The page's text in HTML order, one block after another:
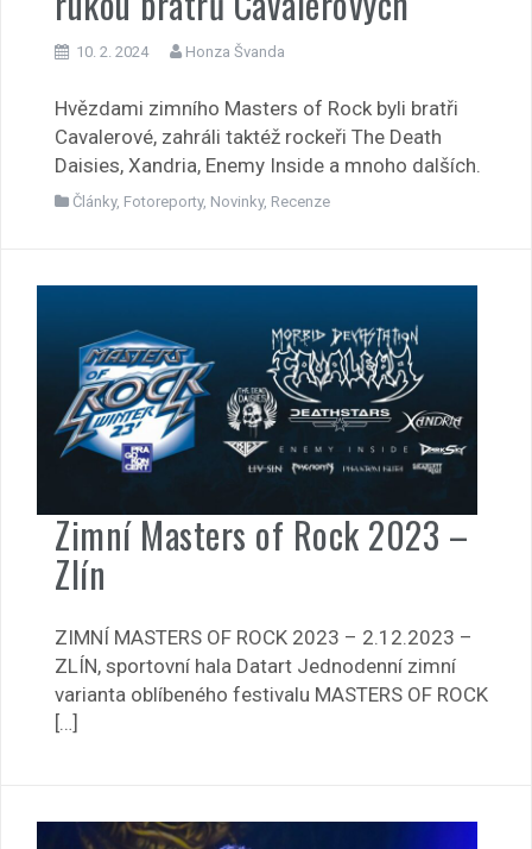
10. 2. 2024 Honza Švanda
Hvězdami zimního Masters of Rock byli bratři
Cavalerové, zahráli taktéž rockeři The Death
Daisies, Xandria, Enemy Inside a mnoho dalších.
Články, Fotoreporty, Novinky, Recenze
Zimní Masters of Rock 2023 –
Zlín
ZIMNÍ MASTERS OF ROCK 2023 – 2.12.2023 –
ZLÍN, sportovní hala Datart Jednodenní zimní
varianta oblíbeného festivalu MASTERS OF ROCK
[…]